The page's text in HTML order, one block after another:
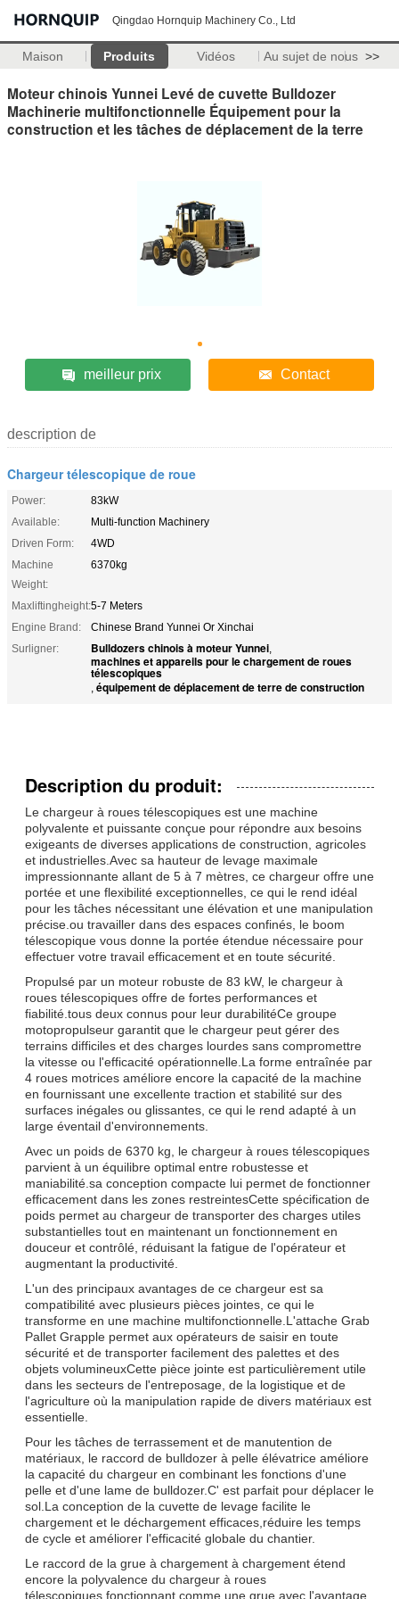
Qingdao Hornquip Machinery Co., Ltd
Maison Produits Vidéos Au sujet de nous >>
Moteur chinois Yunnei Levé de cuvette Bulldozer
Machinerie multifonctionnelle Équipement pour la
construction et les tâches de déplacement de la terre
meilleur prix Contact
description de
Chargeur télescopique de roue
Power:
83kW
Available:
Multi-function Machinery
Driven Form:
4WD
Machine
Weight:
6370kg
Maxliftingheight:5-7 Meters
Engine Brand:
Chinese Brand Yunnei Or Xinchai
Surligner:
Bulldozers chinois à moteur Yunnei,
machines et appareils pour le chargement de roues
télescopiques
, équipement de déplacement de terre de construction
Description du produit:
Le chargeur à roues télescopiques est une machine
polyvalente et puissante conçue pour répondre aux besoins
exigeants de diverses applications de construction, agricoles
et industrielles.Avec sa hauteur de levage maximale
impressionnante allant de 5 à 7 mètres, ce chargeur offre une
portée et une flexibilité exceptionnelles, ce qui le rend idéal
pour les tâches nécessitant une élévation et une manipulation
précise.ou travailler dans des espaces confinés, le boom
télescopique vous donne la portée étendue nécessaire pour
effectuer votre travail efficacement et en toute sécurité.
Propulsé par un moteur robuste de 83 kW, le chargeur à
roues télescopiques offre de fortes performances et
fiabilité.tous deux connus pour leur durabilitéCe groupe
motopropulseur garantit que le chargeur peut gérer des
terrains difficiles et des charges lourdes sans compromettre
la vitesse ou l'efficacité opérationnelle.La forme entraînée par
4 roues motrices améliore encore la capacité de la machine
en fournissant une excellente traction et stabilité sur des
surfaces inégales ou glissantes, ce qui le rend adapté à un
large éventail d'environnements.
Avec un poids de 6370 kg, le chargeur à roues télescopiques
parvient à un équilibre optimal entre robustesse et
maniabilité.sa conception compacte lui permet de fonctionner
efficacement dans les zones restreintesCette spécification de
poids permet au chargeur de transporter des charges utiles
substantielles tout en maintenant un fonctionnement en
douceur et contrôlé, réduisant la fatigue de l'opérateur et
augmentant la productivité.
L'un des principaux avantages de ce chargeur est sa
compatibilité avec plusieurs pièces jointes, ce qui le
transforme en une machine multifonctionnelle.L'attache Grab
Pallet Grapple permet aux opérateurs de saisir en toute
sécurité et de transporter facilement des palettes et des
objets volumineuxCette pièce jointe est particulièrement utile
dans les secteurs de l'entreposage, de la logistique et de
l'agriculture où la manipulation rapide de divers matériaux est
essentielle.
Pour les tâches de terrassement et de manutention de
matériaux, le raccord de bulldozer à pelle élévatrice améliore
la capacité du chargeur en combinant les fonctions d'une
pelle et d'une lame de bulldozer.C' est parfait pour déplacer le
sol.La conception de la cuvette de levage facilite le
chargement et le déchargement efficaces,réduire les temps
de cycle et améliorer l'efficacité globale du chantier.
Le raccord de la grue à chargement à chargement étend
encore la polyvalence du chargeur à roues
télescopiques.fonctionnant comme une grue avec l'avantage